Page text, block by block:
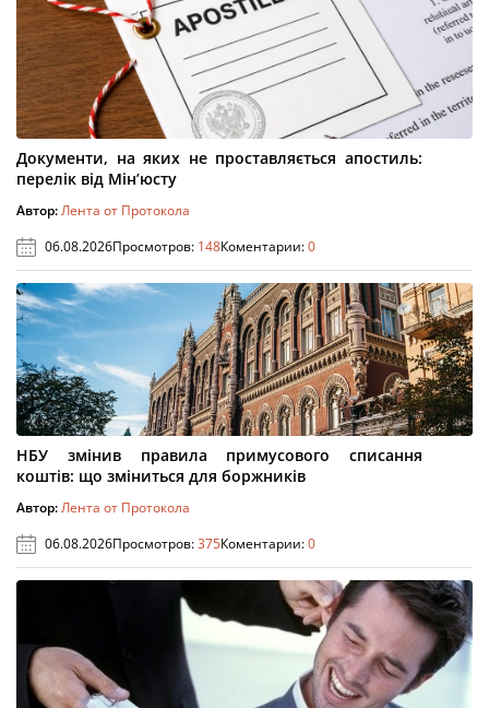
Документи, на яких не проставляється апостиль:
перелік від Мін’юсту
Автор:Лента от Протокола
06.08.2026Просмотров: 148Коментарии:0
НБУ змінив правила примусового списання
коштів: що зміниться для боржників
Автор:Лента от Протокола
06.08.2026Просмотров:375Коментарии:0